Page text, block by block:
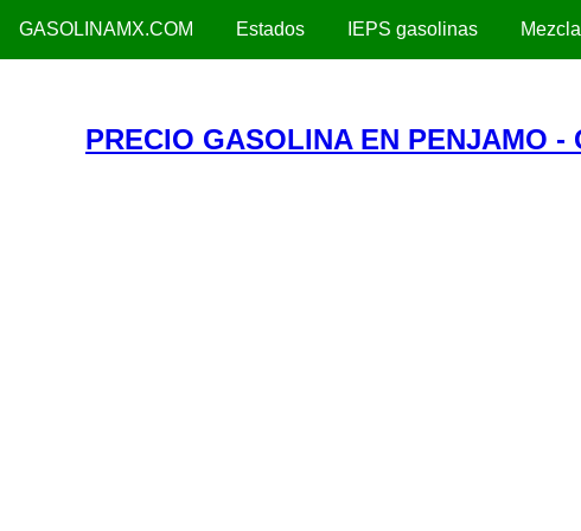
GASOLINAMX.COM Estados IEPS gasolinas
PRECIO GASOLINA EN PENJAMO -